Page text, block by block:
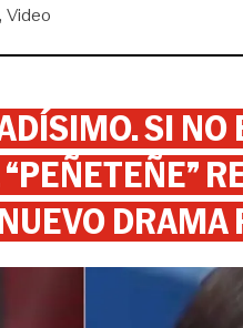
Video
SI NO
DRAMA